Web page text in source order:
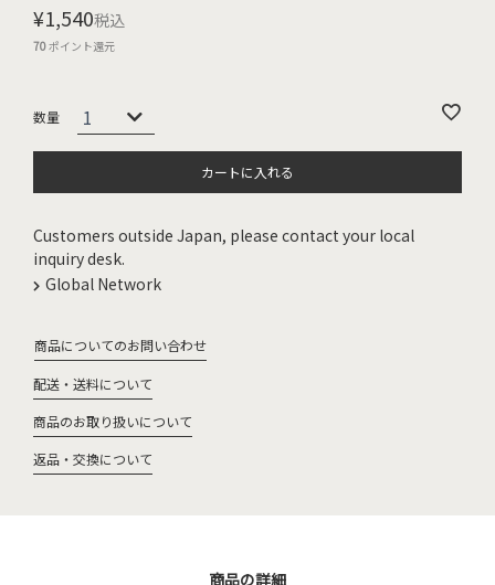
¥1,540税込
70ポイント還元
カートに入れる
Customers outside Japan, please contact your local
inquiry desk.
Global Network
商品についてのお問い合わせ
配送・送料について
商品のお取り扱いについて
返品・交換について
商品の詳細